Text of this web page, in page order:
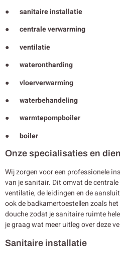
● sanitaire installatie
● centrale verwarming
● ventilatie
● waterontharding
● vloerverwarming
● waterbehandeling
● warmtepompboiler
● boiler
Onze specialisaties en
Wij zorgen voor een professionele
van je sanitair. Dit omvat de
ventilatie, de leidingen en de
ook de badkamertoestellen zoals
douche zodat je sanitaire ruimte
je graag wat meer uitleg over deze
Sanitaire installatie